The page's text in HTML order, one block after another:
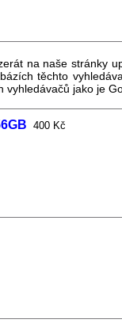
na naše stránky
těchto
jako je
400 Kč